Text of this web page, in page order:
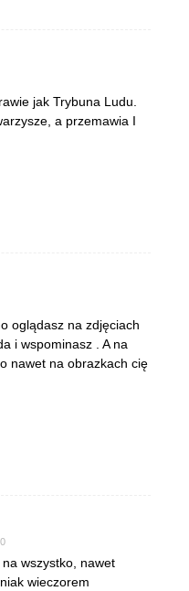
jak Trybuna Ludu.
a przemawia I
oglądasz na zdjęciach
i wspominasz . A na
nawet na obrazkach cię
wszystko, nawet
wieczorem